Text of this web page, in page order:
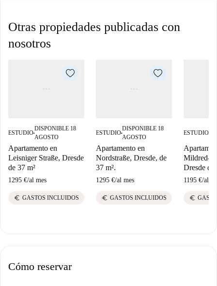
Otras propiedades publicadas con
nosotros
ESTUDIO■
DISPONIBLE 18
AGOSTO
Apartamento en
Leisniger Straße, Dresde
de 37 m²
1295 €/al mes
euro GASTOS INCLUIDOS
ESTUDIO■
DISPONIBLE 18
AGOSTO
Apartamento en
Nordstraße, Dresde, de
37 m².
1295 €/al mes
euro GASTOS INCLUIDOS
ESTUDIO
Mildred-
Dresde de
1195 €/al
euro
Cómo reservar